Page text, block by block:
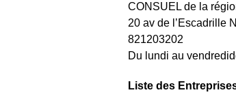
CONSUEL de la
20 av de l’Escadrille
821203202
Du lundi au
Liste des